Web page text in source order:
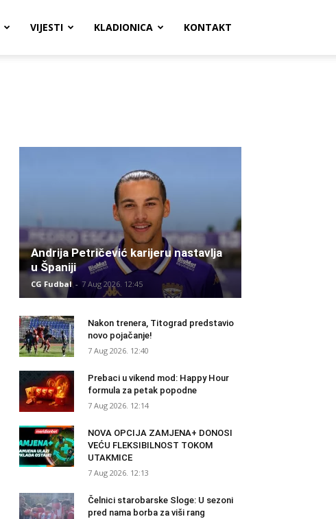
VIJESTI KLADIONICA KONTAKT
Andrija Petričević karijeru nastavlja
u Španiji
CG Fudbal - 7 Aug 2026. 12:45
Nakon trenera, Titograd predstavio
novo pojačanje!
7 Aug 2026. 12:40
Prebaci u vikend mod: Happy Hour
formula za petak popodne
7 Aug 2026. 12:14
NOVA OPCIJA ZAMJENA+ DONOSI
VEĆU FLEKSIBILNOST TOKOM
UTAKMICE
7 Aug 2026. 12:13
Čelnici starobarske Sloge: U sezoni
pred nama borba za viši rang